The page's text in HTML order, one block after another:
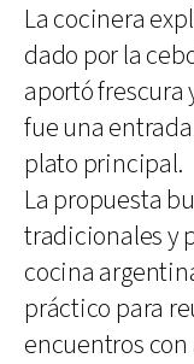
La cocinera
dado por la
aportó frescura
fue una
plato principal.
La propuesta
tradicionales y
cocina
práctico para
encuentros con